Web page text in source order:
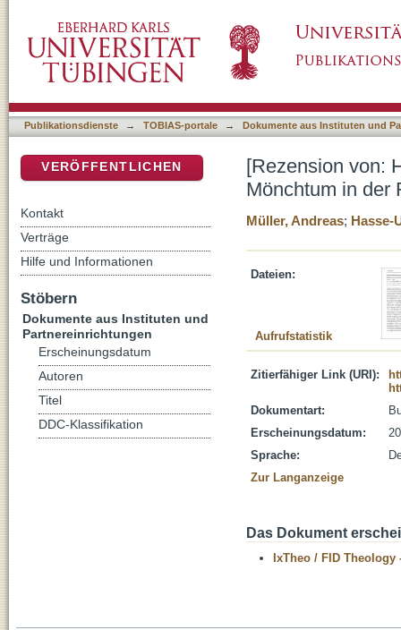
Religionspolitik Kaiser Justinians I]
Publikationsdienste → TOBIAS-portale → Dokumente aus Instituten und
[Rezension von:
Mönchtum in der
Müller, Andreas; Hasse-
Dateien:
Aufrufstatistik
Zitierfähiger Link (URI):
Dokumentart:
Erscheinungsdatum:
Sprache:
Zur Langanzeige
Das Dokument
IxTheo / FID Theology
VERÖFFENTLICHEN
Kontakt
Verträge
Hilfe und Informationen
Stöbern
Dokumente aus Instituten und
Partnereinrichtungen
Erscheinungsdatum
Autoren
Titel
DDC-Klassifikation